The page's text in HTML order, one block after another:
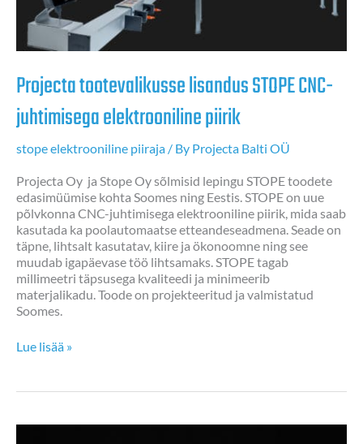
Projecta tootevalikusse lisandus STOPE CNC-
juhtimisega elektrooniline piirik
stope elektrooniline piiraja / By Projecta Balti OÜ
Projecta Oy ja Stope Oy sõlmisid lepingu STOPE toodete
edasimüümise kohta Soomes ning Eestis. STOPE on uue
põlvkonna CNC-juhtimisega elektrooniline piirik, mida saab
kasutada ka poolautomaatse etteandeseadmena. Seade on
täpne, lihtsalt kasutatav, kiire ja ökonoomne ning see
muudab igapäevase töö lihtsamaks. STOPE tagab
millimeetri täpsusega kvaliteedi ja minimeerib
materjalikadu. Toode on projekteeritud ja valmistatud
Soomes.
Projecta
STOPE
juhtimisega
Lue lisää »